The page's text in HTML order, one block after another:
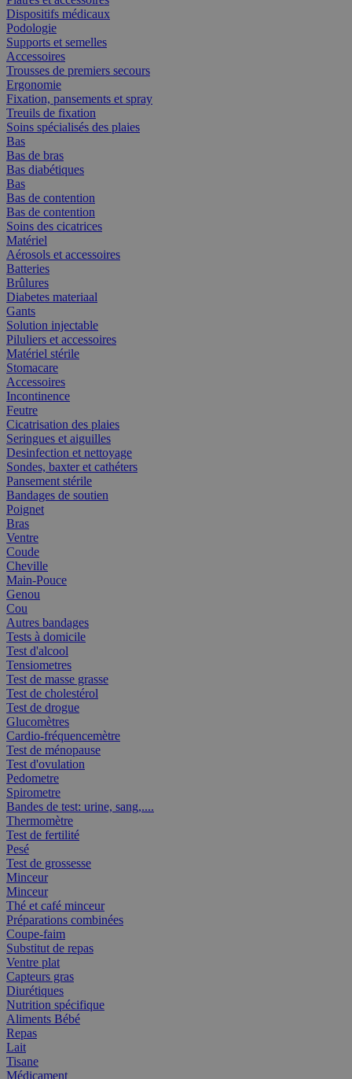
Dispositifs médicaux
Podologie
Supports et semelles
Accessoires
Trousses de premiers secours
Ergonomie
Fixation, pansements et spray
Treuils de fixation
Soins spécialisés des plaies
Bas
Bas de bras
Bas diabétiques
Bas
Bas de contention
Bas de contention
Soins des cicatrices
Matériel
Aérosols et accessoires
Batteries
Brûlures
Diabetes materiaal
Gants
Solution injectable
Piluliers et accessoires
Matériel stérile
Stomacare
Accessoires
Incontinence
Feutre
Cicatrisation des plaies
Seringues et aiguilles
Desinfection et nettoyage
Sondes, baxter et cathéters
Pansement stérile
Bandages de soutien
Poignet
Bras
Ventre
Coude
Cheville
Main-Pouce
Genou
Cou
Autres bandages
Tests à domicile
Test d'alcool
Tensiometres
Test de masse grasse
Test de cholestérol
Test de drogue
Glucomètres
Cardio-fréquencemètre
Test de ménopause
Test d'ovulation
Pedometre
Spirometre
Bandes de test: urine, sang,....
Thermomètre
Test de fertilité
Pesé
Test de grossesse
Minceur
Minceur
Thé et café minceur
Préparations combinées
Coupe-faim
Substitut de repas
Ventre plat
Capteurs gras
Diurétiques
Nutrition spécifique
Aliments Bébé
Repas
Lait
Tisane
Médicament